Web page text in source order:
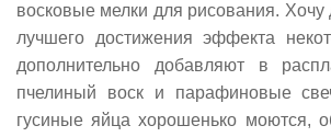
восковые мелки для рисования. Хочу
лучшего достижения эффекта
дополнительно добавляют в
пчелиный воск и парафиновые
гусиные яйца хорошенько моются,